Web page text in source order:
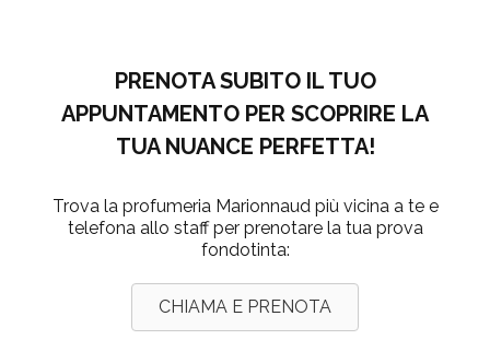
PRENOTA SUBITO IL TUO
APPUNTAMENTO PER SCOPRIRE LA
TUA NUANCE PERFETTA!
Trova la profumeria Marionnaud più vicina a te e
telefona allo staff per prenotare la tua prova
fondotinta:
CHIAMA E PRENOTA